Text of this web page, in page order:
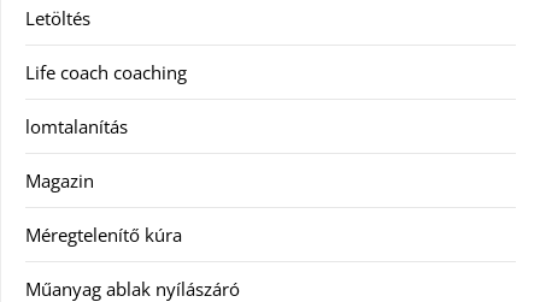
Letöltés
Life coach coaching
lomtalanítás
Magazin
Méregtelenítő kúra
Műanyag ablak nyílászáró